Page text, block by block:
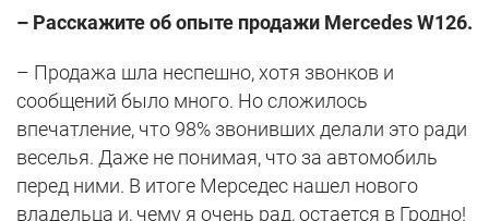
– Расскажите об опыте продажи Mercedes W126.
– Продажа шла неспешно, хотя звонков и
сообщений было много. Но сложилось
впечатление, что 98% звонивших делали это ради
веселья. Даже не понимая, что за автомобиль
перед ними. В итоге Мерседес нашел нового
владельца и, чему я очень рад, остается в Гродно!